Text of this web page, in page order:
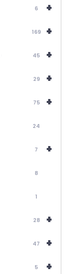
+
6
+
169
+
45
+
29
+
75
24
+
7
8
1
+
28
+
47
+
5